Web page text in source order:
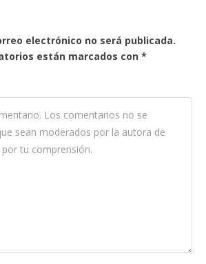
electrónico no será publicada.
están marcados con *